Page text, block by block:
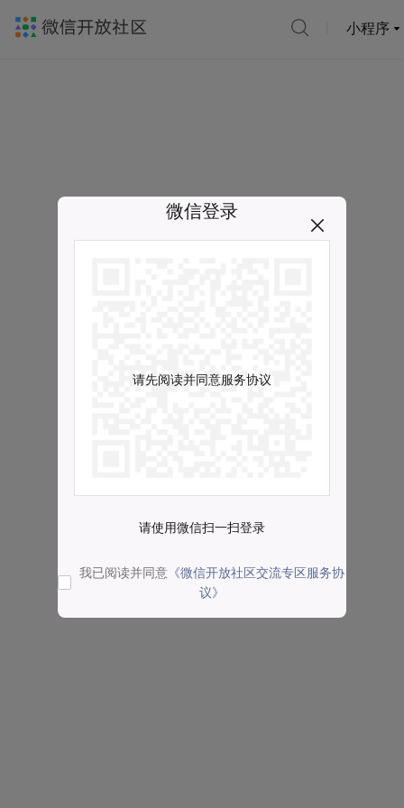
小程序
微信登录
请先阅读并同意服务协议
请使用微信扫一扫登录
我已阅读并同意 《微信开放社区交流专区服务协
议》